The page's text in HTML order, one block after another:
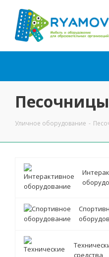
Песочницы
Уличное оборудование -
средства